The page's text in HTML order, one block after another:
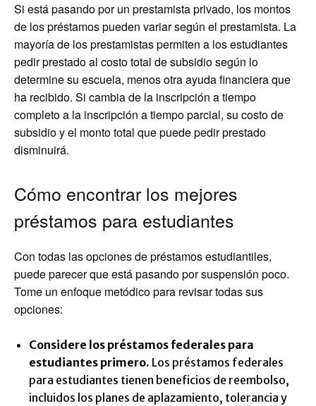
Si está pasando por un prestamista privado, los montos
de los préstamos pueden variar según el prestamista. La
mayoría de los prestamistas permiten a los estudiantes
pedir prestado al costo total de subsidio según lo
determine su escuela, menos otra ayuda financiera que
ha recibido. Si cambia de la inscripción a tiempo
completo a la inscripción a tiempo parcial, su costo de
subsidio y el monto total que puede pedir prestado
disminuirá.
Cómo encontrar los mejores
préstamos para estudiantes
Con todas las opciones de préstamos estudiantiles,
puede parecer que está pasando por suspensión poco.
Tome un enfoque metódico para revisar todas sus
opciones:
Considere los préstamos federales para
estudiantes primero. Los préstamos federales
para estudiantes tienen beneficios de reembolso,
incluidos los planes de aplazamiento, tolerancia y